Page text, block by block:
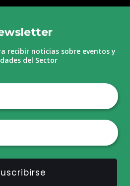
recibir noticias sobre eventos y
del Sector